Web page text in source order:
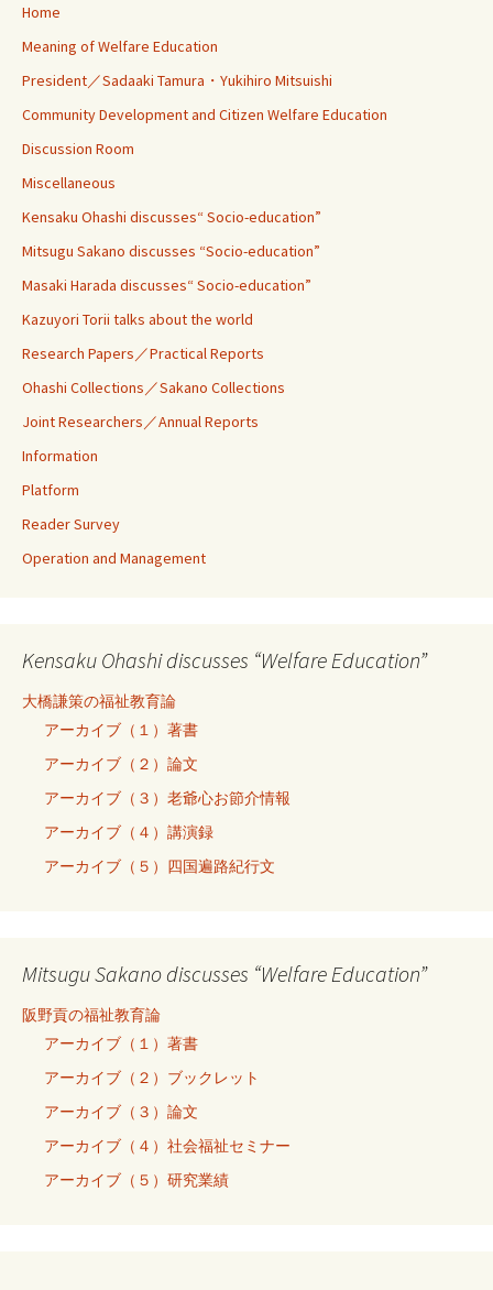
Home
Meaning of Welfare Education
President／Sadaaki Tamura・Yukihiro Mitsuishi
Community Development and Citizen Welfare Education
Discussion Room
Miscellaneous
Kensaku Ohashi discusses“ Socio-education”
Mitsugu Sakano discusses “Socio-education”
Masaki Harada discusses“ Socio-education”
Kazuyori Torii talks about the world
Research Papers／Practical Reports
Ohashi Collections／Sakano Collections
Joint Researchers／Annual Reports
Information
Platform
Reader Survey
Operation and Management
Kensaku Ohashi discusses “Welfare Education”
大橋謙策の福祉教育論
アーカイブ（１）著書
アーカイブ（２）論文
アーカイブ（３）老爺心お節介情報
アーカイブ（４）講演録
アーカイブ（５）四国遍路紀行文
Mitsugu Sakano discusses “Welfare Education”
阪野貢の福祉教育論
アーカイブ（１）著書
アーカイブ（２）ブックレット
アーカイブ（３）論文
アーカイブ（４）社会福祉セミナー
アーカイブ（５）研究業績